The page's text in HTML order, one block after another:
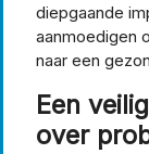
diepgaande
aanmoedigen
naar een
Een
over